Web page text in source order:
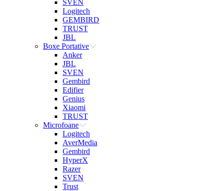
SVEN
Logitech
GEMBIRD
TRUST
JBL
Boxe Portative
Anker
JBL
SVEN
Gembird
Edifier
Genius
Xiaomi
TRUST
Microfoane
Logitech
AverMedia
Gembird
HyperX
Razer
SVEN
Trust